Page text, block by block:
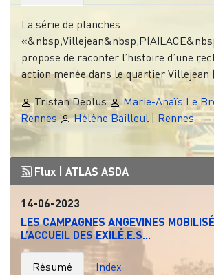
La série de planches
propose de raconter l’histoire d’une
action menée dans le quartier Villejean
Tristan Deplus
Marie-Anaïs Le
Rennes
Hélène Bailleul| Rennes
Flux | ATLAS ASDA
14-06-2023
LES CAMPAGNES ANGEVINES
L’ACCUEIL DES EXILÉ.E.S...
Résumé Index